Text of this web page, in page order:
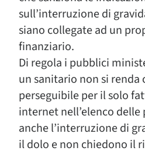
sull’interruzione di
siano collegate ad un
finanziario.
Di regola i pubblici
un sanitario non si renda
perseguibile per il solo
internet nell’elenco
anche l’interruzione di
il dolo e non chiedono il